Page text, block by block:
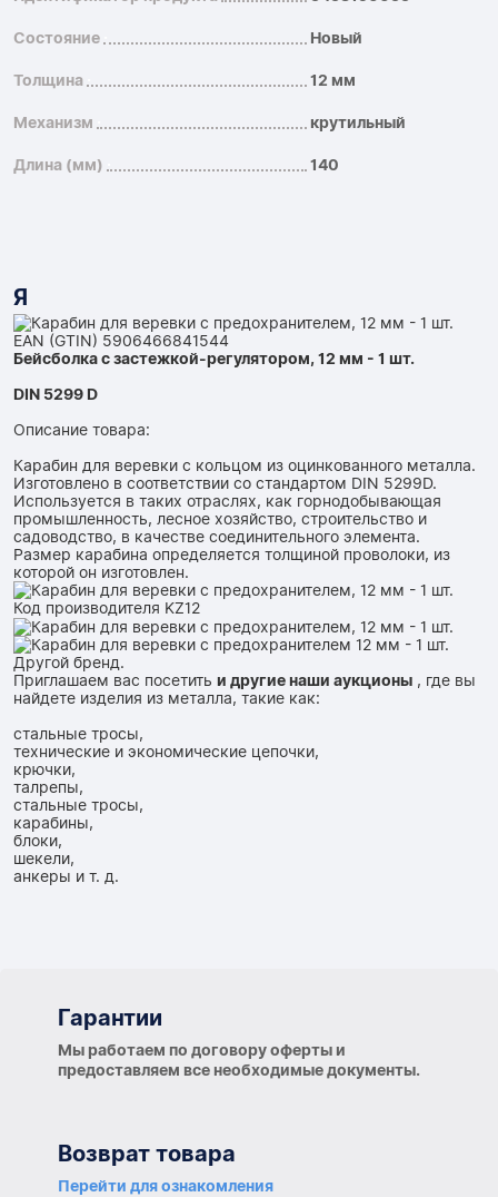
Состояние Новый
Толщина 12 мм
Механизм крутильный
Длина (мм) 140
Я
Бейсболка с застежкой-регулятором, 12 мм - 1 шт.
DIN 5299 D
Описание товара:
Карабин для веревки с кольцом из оцинкованного металла.
Изготовлено в соответствии со стандартом DIN 5299D.
Используется в таких отраслях, как горнодобывающая
промышленность, лесное хозяйство, строительство и
садоводство, в качестве соединительного элемента.
Размер карабина определяется толщиной проволоки, из
которой он изготовлен.
Приглашаем вас посетить и другие наши аукционы , где вы
найдете изделия из металла, такие как:
стальные тросы,
технические и экономические цепочки,
крючки,
талрепы,
стальные тросы,
карабины,
блоки,
шекели,
анкеры и т. д.
Гарантии
Мы работаем по договору оферты и
предоставляем все необходимые документы.
Возврат товара
Перейти для ознакомления